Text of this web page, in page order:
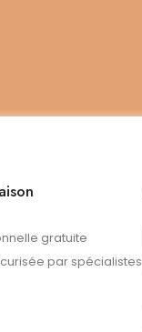
gratuite
par spécialistes